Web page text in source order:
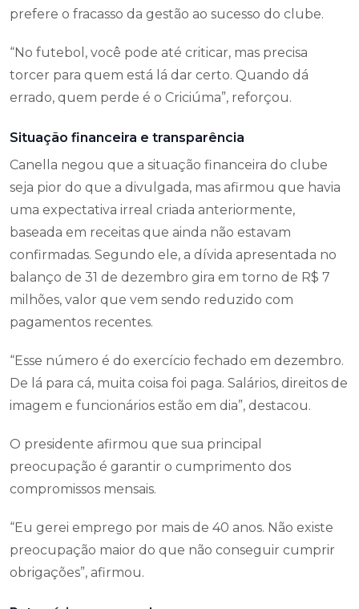
prefere o fracasso da gestão ao sucesso do clube.
“No futebol, você pode até criticar, mas precisa
torcer para quem está lá dar certo. Quando dá
errado, quem perde é o Criciúma”, reforçou.
Situação financeira e transparência
Canella negou que a situação financeira do clube
seja pior do que a divulgada, mas afirmou que havia
uma expectativa irreal criada anteriormente,
baseada em receitas que ainda não estavam
confirmadas. Segundo ele, a dívida apresentada no
balanço de 31 de dezembro gira em torno de R$ 7
milhões, valor que vem sendo reduzido com
pagamentos recentes.
“Esse número é do exercício fechado em dezembro.
De lá para cá, muita coisa foi paga. Salários, direitos de
imagem e funcionários estão em dia”, destacou.
O presidente afirmou que sua principal
preocupação é garantir o cumprimento dos
compromissos mensais.
“Eu gerei emprego por mais de 40 anos. Não existe
preocupação maior do que não conseguir cumprir
obrigações”, afirmou.